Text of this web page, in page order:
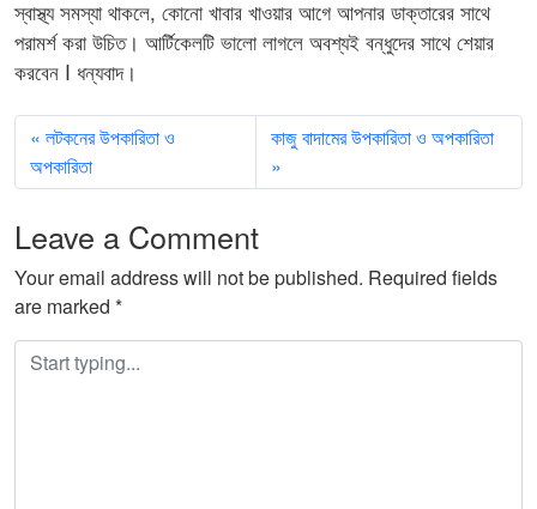
স্বাস্থ্য সমস্যা থাকলে, কোনো খাবার খাওয়ার আগে আপনার ডাক্তারের সাথে
পরামর্শ করা উচিত। আর্টিকেলটি ভালো লাগলে অবশ্যই বন্ধুদের সাথে শেয়ার
করবেন I ধন্যবাদ।
লটকনের উপকারিতা ও
অপকারিতা
কাজু বাদামের উপকারিতা ও অপকারিতা
Leave a Comment
Your email address will not be published. Required fields
are marked *